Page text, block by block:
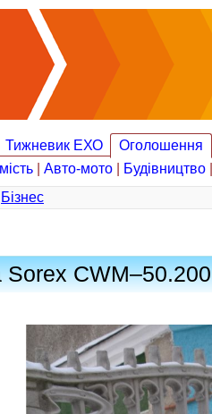
Тижневик ЕХО Оголошення
Авто-мото Будівництво
Бізнес
CWM–50.200